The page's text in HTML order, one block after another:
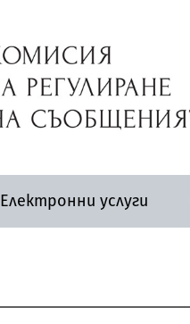
Електронни услуги